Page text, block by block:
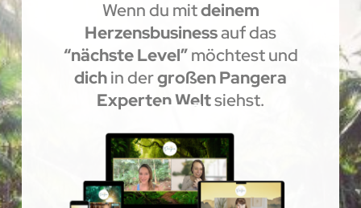
Wenn du mitdeinem
Herzensbusinessauf das
“nächste Level”möchtest und
dichin dergroßen Pangera
Experten Weltsiehst.